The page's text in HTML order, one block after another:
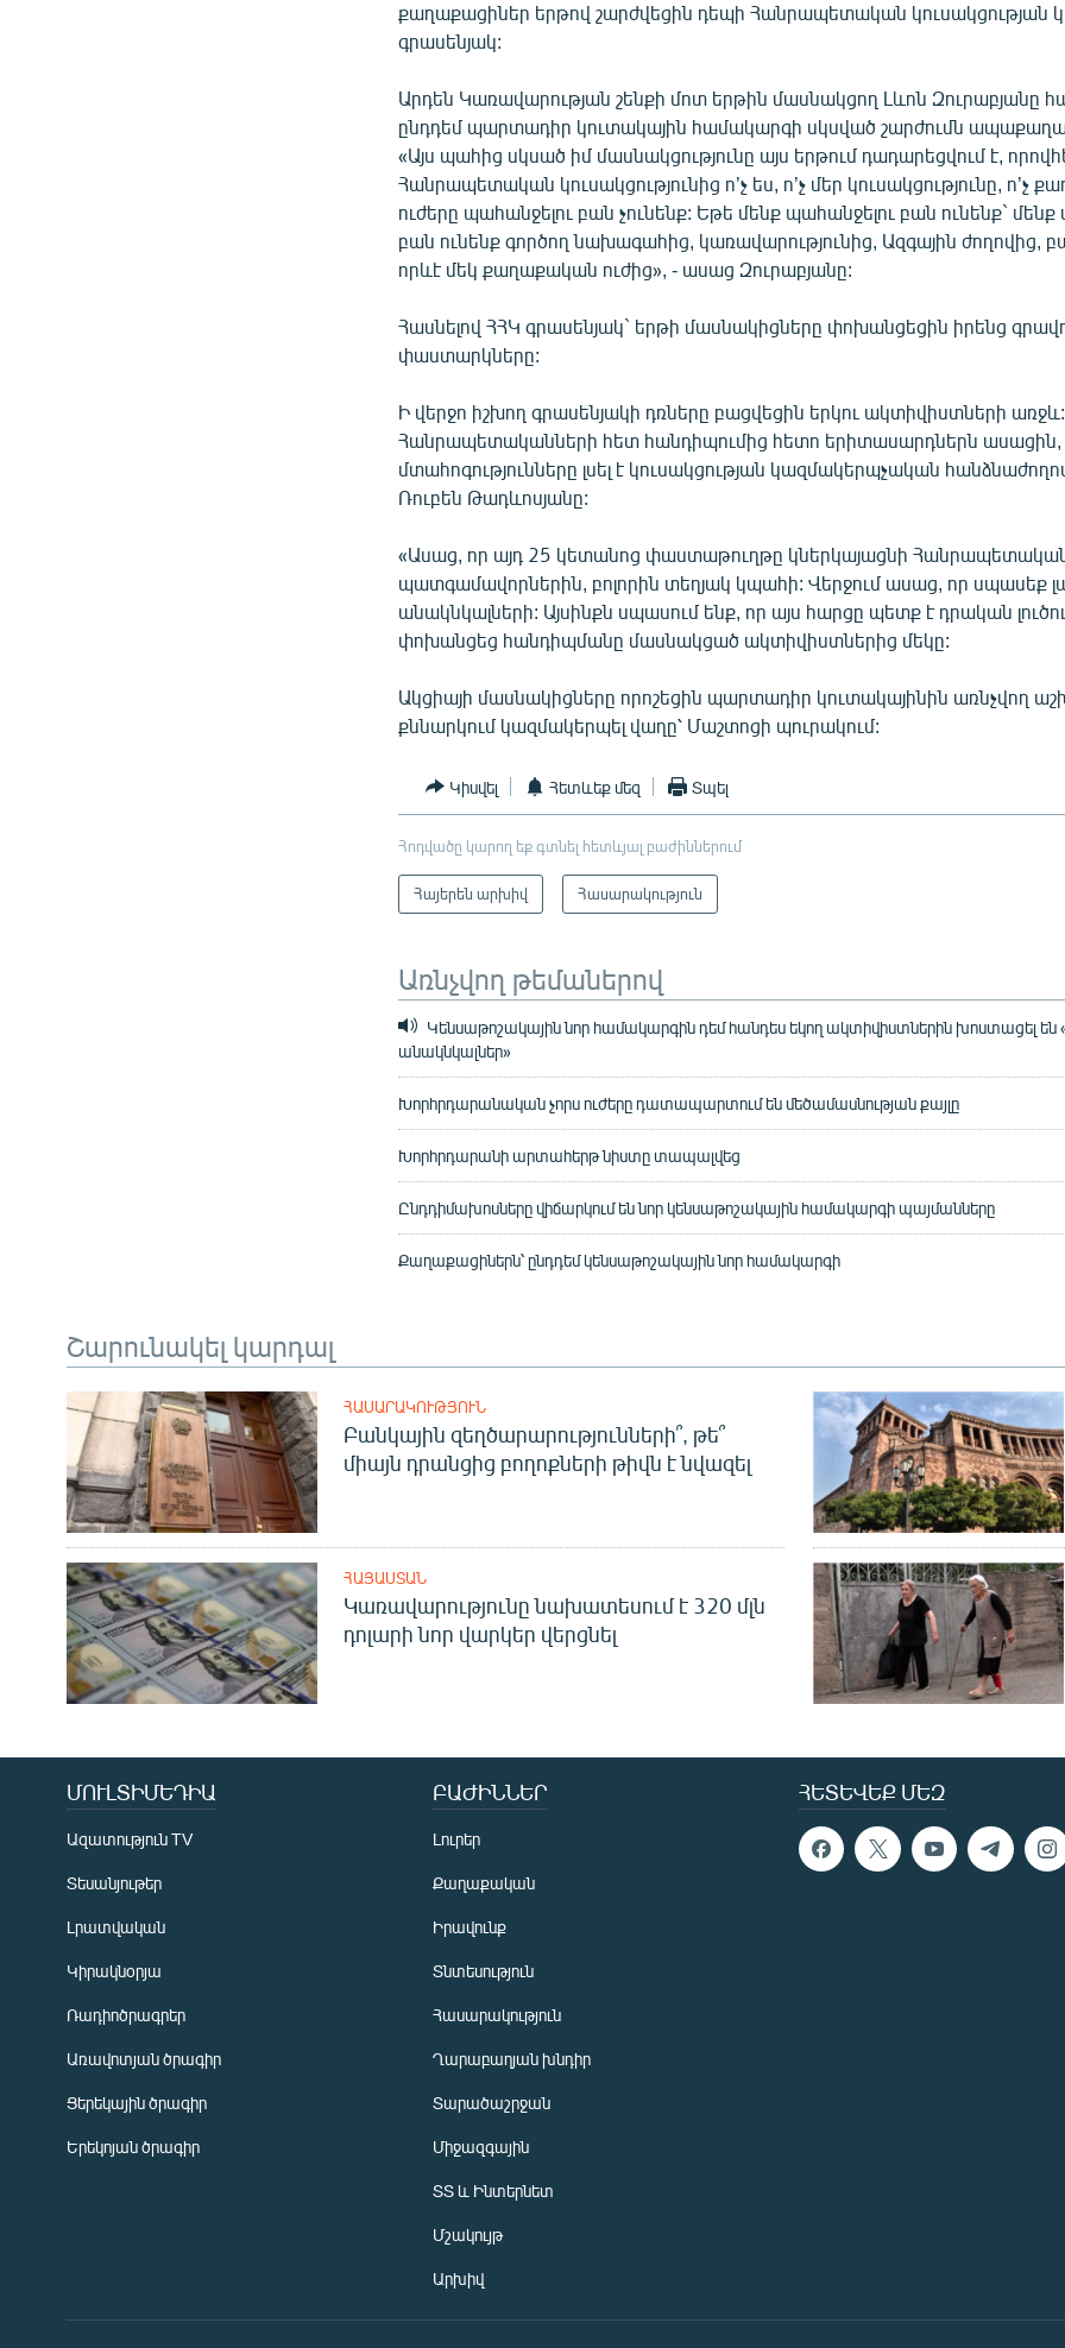
քաղաքացիներ երթով շարժվեցին դեպի Հանրապետական կուսակցության
գրասենյակ:
Արդեն Կառավարության շենքի մոտ երթին մասնակցող Լևոն Զուրաբյանը
ընդդեմ պարտադիր կուտակային համակարգի սկսված շարժումն
«Այս պահից սկսած իմ մասնակցությունը այս երթում դադարեցվում է,
Հանրապետական կուսակցությունից ո’չ ես, ո’չ մեր կուսակցությունը, ո’չ
ուժերը պահանջելու բան չունենք: Եթե մենք պահանջելու բան ունենք` մենք
բան ունենք գործող նախագահից, կառավարությունից, Ազգային ժողովից,
որևէ մեկ քաղաքական ուժից», - ասաց Զուրաբյանը:
Հասնելով ՀՀԿ գրասենյակ` երթի մասնակիցները փոխանցեցին իրենց
փաստարկները:
Ի վերջո իշխող գրասենյակի դռները բացվեցին երկու ակտիվիստների առջև:
Հանրապետականների հետ հանդիպումից հետո երիտասարդներն ասացին,
մտահոգությունները լսել է կուսակցության կազմակերպչական
Ռուբեն Թադևոսյանը:
«Ասաց, որ այդ 25 կետանոց փաստաթուղթը կներկայացնի
պատգամավորներին, բոլորին տեղյակ կպահի: Վերջում ասաց, որ սպասեք
անակնկալների: Այսինքն սպասում ենք, որ այս հարցը պետք է դրական
փոխանցեց հանդիպմանը մասնակցած ակտիվիստներից մեկը:
Ակցիայի մասնակիցները որոշեցին պարտադիր կուտակայինին առնչվող
քննարկում կազմակերպել վաղը՝ Մաշտոցի պուրակում:
Կիսվել Հետևեք մեզ Տպել
Հոդվածը կարող եք գտնել հետևյալ բաժիններում
Հայերեն արխիվ Հասարակություն
Առնչվող թեմաներով
Կենսաթոշակային նոր համակարգին դեմ հանդես եկող ակտիվիստներին խոստացել են
անակնկալներ»
Խորհրդարանական չորս ուժերը դատապարտում են մեծամասնության քայլը
Խորհրդարանի արտահերթ նիստը տապալվեց
Ընդդիմախոսները վիճարկում են նոր կենսաթոշակային համակարգի պայմանները
Քաղաքացիներն՝ ընդդեմ կենսաթոշակային նոր համակարգի
Շարունակել կարդալ
ՀԱՍԱՐԱԿՈՒԹՅՈՒՆ
Բանկային զեղծարարությունների՞, թե՞
միայն դրանցից բողոքների թիվն է նվազել
ՀԱՅԱՍՏԱՆ
Կառավարությունը նախատեսում է 320 մլն
դոլարի նոր վարկեր վերցնել
ՀԵՏԵՎԵՔ ՄԵԶ
ՄՈՒԼՏԻՄԵԴԻԱ
Ազատություն TV
Տեսանյութեր
Լրատվական
Կիրակնօրյա
Ռադիոծրագրեր
Առավոտյան ծրագիր
Ցերեկային ծրագիր
Երեկոյան ծրագիր
ԲԱԺԻՆՆԵՐ
Լուրեր
Քաղաքական
Իրավունք
Տնտեսություն
Հասարակություն
Ղարաբաղյան խնդիր
Տարածաշրջան
Միջազգային
ՏՏ և Ինտերնետ
Մշակույթ
Արխիվ